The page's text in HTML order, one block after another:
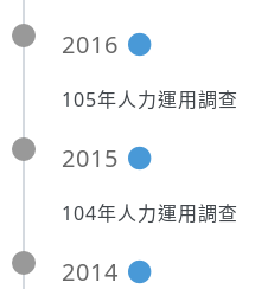
2016
105年人力運用調查
2015
104年人力運用調查
2014